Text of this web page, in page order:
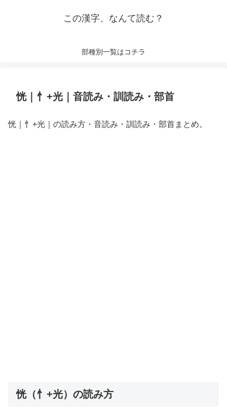
この漢字、なんて読む？
部種別一覧はコチラ
恍｜忄+光｜音読み・訓読み・部首
恍｜忄+光｜の読み方・音読み・訓読み・部首まとめ。
恍（忄+光）の読み方